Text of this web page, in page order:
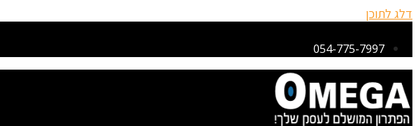
דלג לתוכן
054-775-7997